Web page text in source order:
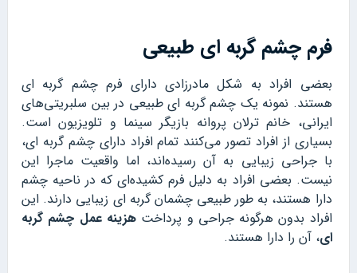
فرم چشم گربه ای طبیعی
بعضی افراد به شکل مادرزادی دارای فرم چشم گربه ای
هستند. نمونه یک چشم گربه ای طبیعی در بین سلبریتی‌های
ایرانی، خانم ترلان پروانه بازیگر سینما و تلویزیون است.
بسیاری از افراد تصور می‌کنند تمام افراد دارای چشم گربه ای،
با جراحی زیبایی به آن رسیده‌اند، اما واقعیت ماجرا این
نیست. بعضی افراد به دلیل فرم کشیده‌ای که در ناحیه چشم
دارا هستند، به طور طبیعی چشمان گربه ای زیبایی دارند. این
افراد بدون هرگونه جراحی و پرداختهزینه عمل چشم گربه
ای، آن را دارا هستند.